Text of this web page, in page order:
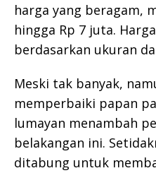
harga yang beragam,
hingga Rp 7 juta.
berdasarkan ukuran
Meski tak banyak,
memperbaiki papan
lumayan menambah
belakangan ini.
ditabung untuk